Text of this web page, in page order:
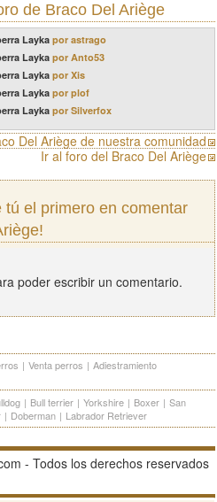
de Braco Del Ariège
Layka por astrago
Layka por Anto53
Layka por Xis
Layka por plof
Layka por Silverfox
Del Ariège de nuestra comunidad
Ir al foro del Braco Del Ariège
el primero en comentar
poder escribir un comentario.
| Venta perros | Adiestramiento
| Bull terrier | Yorkshire | Boxer | San
| Doberman | Labrador Retriever
- Todos los derechos reservados